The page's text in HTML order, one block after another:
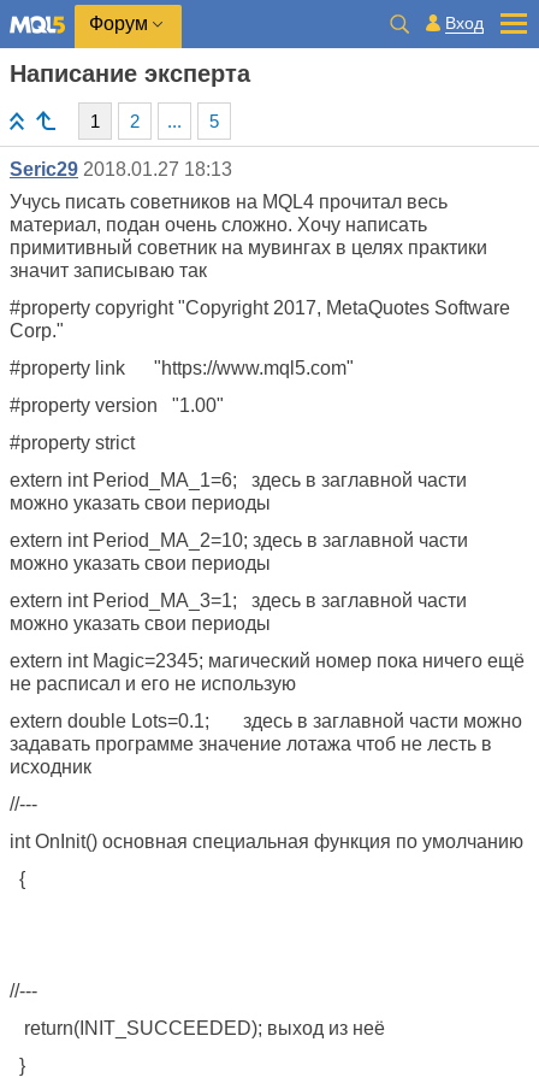
Форум Вход
Написание эксперта
1 2 ... 5
Seric29 2018.01.27 18:13
Учусь писать советников на MQL4 прочитал весь
материал, подан очень сложно. Хочу написать
примитивный советник на мувингах в целях практики
значит записываю так
#property copyright "Copyright 2017, MetaQuotes Software
Corp."
#property link "https://www.mql5.com"
#property version "1.00"
#property strict
extern int Period_MA_1=6; здесь в заглавной части
можно указать свои периоды
extern int Period_MA_2=10; здесь в заглавной части
можно указать свои периоды
extern int Period_MA_3=1; здесь в заглавной части
можно указать свои периоды
extern int Magic=2345; магический номер пока ничего ещё
не расписал и его не использую
extern double Lots=0.1; здесь в заглавной части можно
задавать программе значение лотажа чтоб не лесть в
исходник
//---
int OnInit() основная специальная функция по умолчанию
{
//---
return(INIT_SUCCEEDED); выход из неё
}